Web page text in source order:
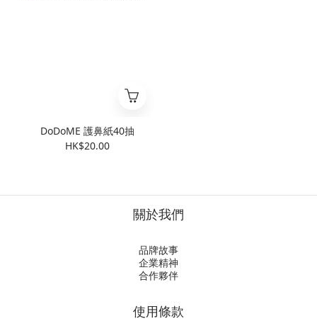
DoDoME 護鼻紙40抽
HK$20.00
關於我們
品牌故事
企業精神
合作夥伴
使用條款